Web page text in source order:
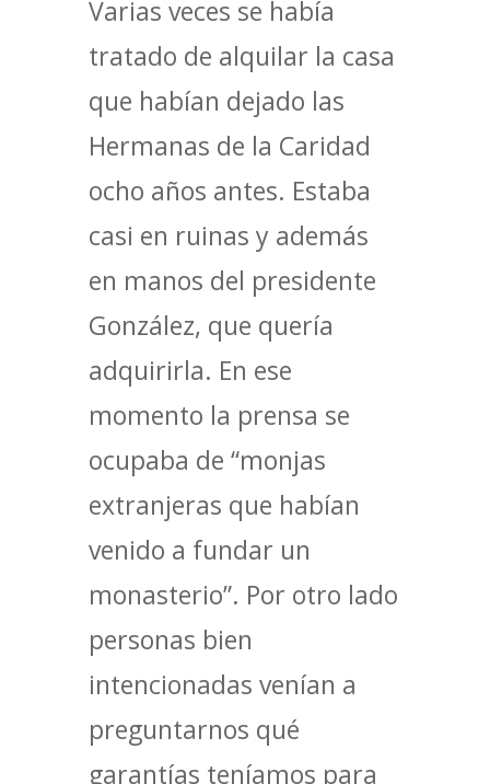
Varias veces se había
tratado de alquilar la casa
que habían dejado las
Hermanas de la Caridad
ocho años antes. Estaba
casi en ruinas y además
en manos del presidente
González, que quería
adquirirla. En ese
momento la prensa se
ocupaba de “monjas
extranjeras que habían
venido a fundar un
monasterio”. Por otro lado
personas bien
intencionadas venían a
preguntarnos qué
garantías teníamos para